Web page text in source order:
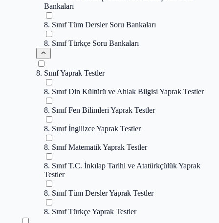
Bankaları
8. Sınıf Tüm Dersler Soru Bankaları
8. Sınıf Türkçe Soru Bankaları
8. Sınıf Yaprak Testler
8. Sınıf Din Kültürü ve Ahlak Bilgisi Yaprak Testler
8. Sınıf Fen Bilimleri Yaprak Testler
8. Sınıf İngilizce Yaprak Testler
8. Sınıf Matematik Yaprak Testler
8. Sınıf T.C. İnkılap Tarihi ve Atatürkçülük Yaprak
Testler
8. Sınıf Tüm Dersler Yaprak Testler
8. Sınıf Türkçe Yaprak Testler